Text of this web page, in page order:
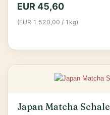
EUR 45,60
(EUR 1.520,00 / 1kg)
Japan Matcha